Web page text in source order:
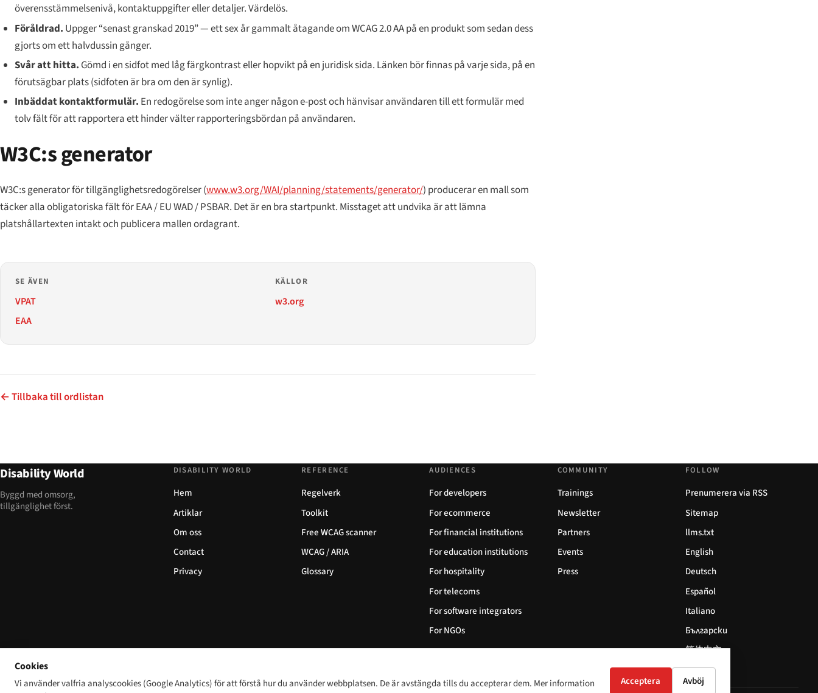
överensstämmelsenivå, kontaktuppgifter eller detaljer. Värdelös.
Föråldrad. Uppger “senast granskad 2019” — ett sex år gammalt åtagande om WCAG 2.0 AA på en produkt som sedan dess
gjorts om ett halvdussin gånger.
Svår att hitta. Gömd i en sidfot med låg färgkontrast eller hopvikt på en juridisk sida. Länken bör finnas på varje sida, på en
förutsägbar plats (sidfoten är bra om den är synlig).
Inbäddat kontaktformulär. En redogörelse som inte anger någon e-post och hänvisar användaren till ett formulär med
tolv fält för att rapportera ett hinder välter rapporteringsbördan på användaren.
W3C:s generator
W3C:s generator för tillgänglighetsredogörelser (www.w3.org/WAI/planning/statements/generator/) producerar en mall som
täcker alla obligatoriska fält för EAA / EU WAD / PSBAR. Det är en bra startpunkt. Misstaget att undvika är att lämna
platshållartexten intakt och publicera mallen ordagrant.
SE ÄVEN
VPAT
EAA
KÄLLOR
w3.org
← Tillbaka till ordlistan
Disability World
Byggd med omsorg,
tillgänglighet först.
DISABILITY WORLD
Hem
Artiklar
Om oss
Contact
Privacy
REFERENCE
Regelverk
Toolkit
Free WCAG scanner
WCAG / ARIA
Glossary
AUDIENCES
For developers
For ecommerce
For financial institutions
For education institutions
For hospitality
For telecoms
For software integrators
For NGOs
COMMUNITY
Trainings
Newsletter
Partners
Events
Press
FOLLOW
Prenumerera via RSS
Sitemap
llms.txt
English
Deutsch
Español
Italiano
Български
简体中文
Cookies
Vi använder valfria analyscookies (Google Analytics) för att förstå hur du använder webbplatsen. De är avstängda tills du accepterar dem. Mer information
Acceptera Avböj